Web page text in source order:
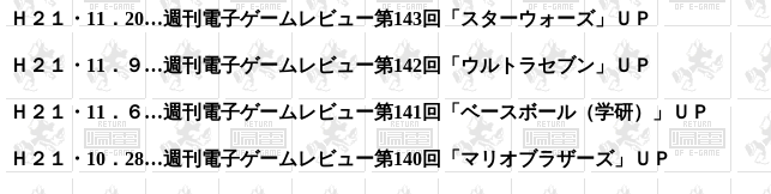
Ｈ２１・11．20…週刊電子ゲームレビュー第143回「スターウォーズ」ＵＰ
Ｈ２１・11．９…週刊電子ゲームレビュー第142回「ウルトラセブン」ＵＰ
Ｈ２１・11．６…週刊電子ゲームレビュー第141回「ベースボール（学研）」ＵＰ
Ｈ２１・10．28…週刊電子ゲームレビュー第140回「マリオブラザーズ」ＵＰ